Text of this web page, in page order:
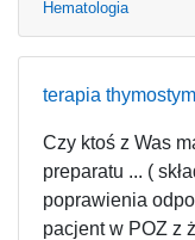
Hematologia
terapia
Czy ktoś z Was
preparatu ... (
poprawienia
pacjent w POZ z